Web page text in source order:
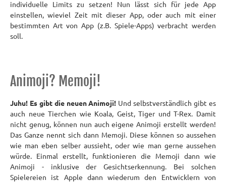
individuelle Limits zu setzen! Nun lässt sich für jede App
einstellen, wieviel Zeit mit dieser App, oder auch mit einer
bestimmten Art von App (z.B. Spiele-Apps) verbracht werden
soll.
Animoji? Memoji!
Juhu! Es gibt die neuen Animoji! Und selbstverständlich gibt es
auch neue Tierchen wie Koala, Geist, Tiger und T-Rex. Damit
nicht genug, können nun auch eigene Animoji erstellt werden!
Das Ganze nennt sich dann Memoji. Diese können so aussehen
wie man eben selber aussieht, oder wie man gerne aussehen
würde. Einmal erstellt, funktionieren die Memoji dann wie
Animoji - inklusive der Gesichtserkennung. Bei solchen
Spielereien ist Apple dann wiederum den Entwicklern von